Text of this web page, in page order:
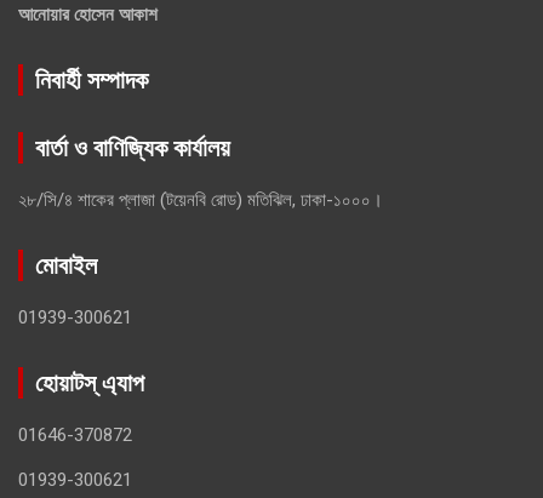
আনোয়ার হোসেন আকাশ
নিবার্হী সম্পাদক
বার্তা ও বাণিজ্যিক কার্যালয়
২৮/সি/৪ শাকের প্লাজা (টয়েনবি রোড) মতিঝিল, ঢাকা-১০০০।
মোবাইল
01939-300621
হোয়াটস্ এ্যাপ
01646-370872
01939-300621